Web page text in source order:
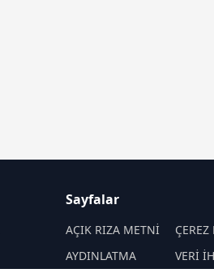
Sayfalar
AÇIK RIZA METNİ
AYDINLATMA
VERİ